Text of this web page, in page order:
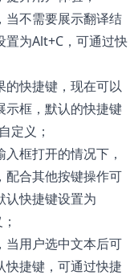
当不需要展示翻译结
置为Alt+C，可通过快
的快捷键，现在可以
示框，默认的快捷键
定义；
框打开的情况下，
配合其他按键操作可
认快捷键设置为
当用户选中文本后可
快捷键，可通过快捷